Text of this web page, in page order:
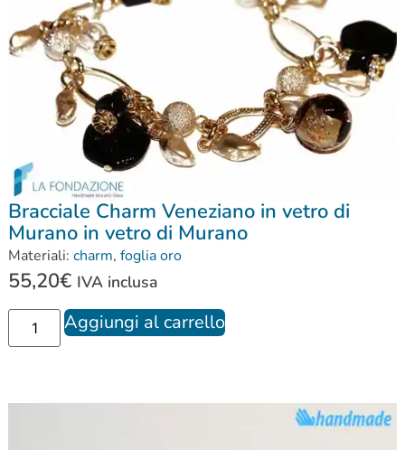
Bracciale Charm Veneziano in vetro di
Murano in vetro di Murano
Materiali: charm, foglia oro
55,20€ IVA inclusa
Aggiungi al carrello